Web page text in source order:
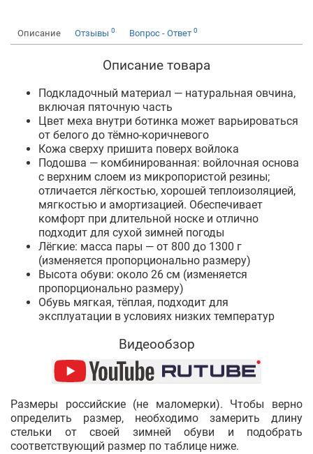
Описание Отзывы 0 Вопрос - Ответ 0
Описание товара
Подкладочный материал — натуральная овчина,
включая пяточную часть
Цвет меха внутри ботинка может варьироваться
от белого до тёмно-коричневого
Кожа сверху пришита поверх войлока
Подошва — комбинированная: войлочная основа
с верхним слоем из микропористой резины;
отличается лёгкостью, хорошей теплоизоляцией,
мягкостью и амортизацией. Обеспечивает
комфорт при длительной носке и отлично
подходит для сухой зимней погоды
Лёгкие: масса пары — от 800 до 1300 г
(изменяется пропорционально размеру)
Высота обуви: около 26 см (изменяется
пропорционально размеру)
Обувь мягкая, тёплая, подходит для
эксплуатации в условиях низких температур
Видеообзор
Размеры российские (не маломерки). Чтобы верно
определить размер, необходимо замерить длину
стельки от своей зимней обуви и подобрать
соответствующий размер по таблице ниже.